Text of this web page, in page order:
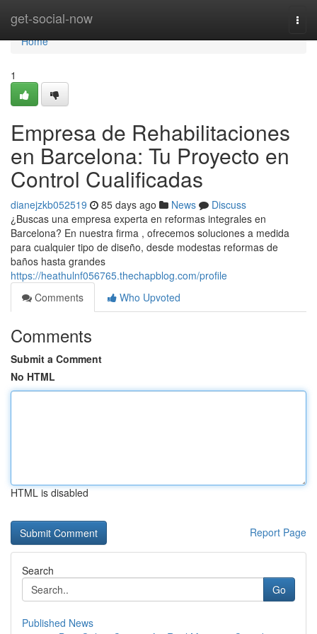
get-social-now
Home
Home
1
Empresa de Rehabilitaciones
en Barcelona: Tu Proyecto en
Control Cualificadas
dianejzkb052519 85 days ago News
Discuss
¿Buscas una empresa experta en reformas integrales en
Barcelona? En nuestra firma , ofrecemos soluciones a medida
para cualquier tipo de diseño, desde modestas reformas de
baños hasta grandes
https://heathulnf056765.thechapblog.com/profile
Comments
Who Upvoted
Comments
Submit a Comment
No HTML
HTML is disabled
Report Page
Search
Go
Published News